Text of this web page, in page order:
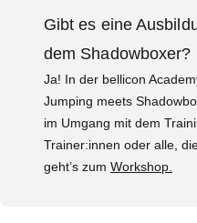
Gibt es eine
dem Shadowboxer?
Ja! In der bellicon
Jumping meets
im Umgang mit dem
Trainer:innen oder alle,
geht’s zum Workshop.